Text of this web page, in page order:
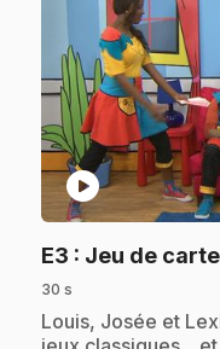
play_circle
E3 : Jeu de
30 s
.Louis, Josée et